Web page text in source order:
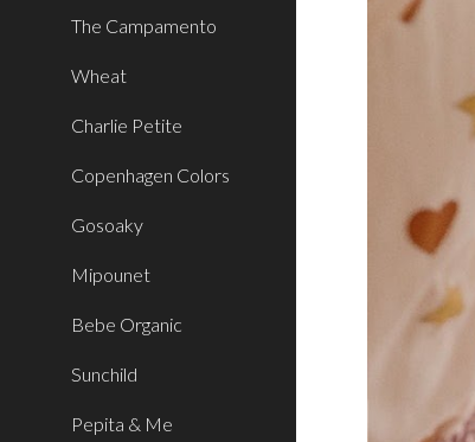
The Campamento
Wheat
Charlie Petite
Copenhagen Colors
Gosoaky
Mipounet
Bebe Organic
Sunchild
Pepita & Me